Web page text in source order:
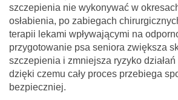
szczepienia nie wykonywać w
osłabienia, po zabiegach
terapii lekami wpływającymi na
przygotowanie psa seniora zwiększa
szczepienia i zmniejsza ryzyko
dzięki czemu cały proces przebiega
bezpieczniej.